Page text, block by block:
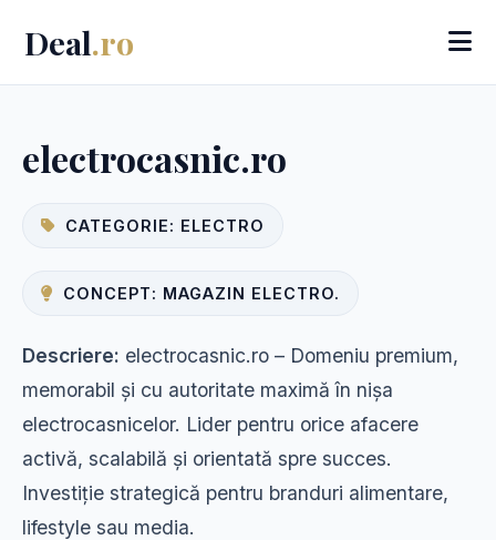
Deal.ro
electrocasnic.ro
CATEGORIE: ELECTRO
CONCEPT: MAGAZIN ELECTRO.
Descriere: electrocasnic.ro – Domeniu premium,
memorabil și cu autoritate maximă în nișa
electrocasnicelor. Lider pentru orice afacere
activă, scalabilă și orientată spre succes.
Investiție strategică pentru branduri alimentare,
lifestyle sau media.